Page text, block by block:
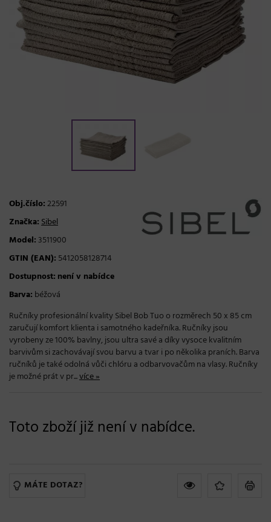
Obj.číslo:22591
Značka:Sibel
Model: 3511900
GTIN (EAN): 5412058128714
Dostupnost: není v nabídce
Barva: béžová
Ručníky profesionální kvality Sibel Bob Tuo o rozměrech 50 x 85 cm
zaručují komfort klienta i samotného kadeřníka. Ručníky jsou
vyrobeny ze 100% bavlny, jsou ultra savé a díky vysoce kvalitním
barvivům si zachovávají svou barvu a tvar i po několika praních. Barva
ručníků je také odolná vůči chlóru a odbarvovačům na vlasy. Ručníky
je možné prát v pr...více »
Toto zboží již není v nabídce.
MÁTE DOTAZ?